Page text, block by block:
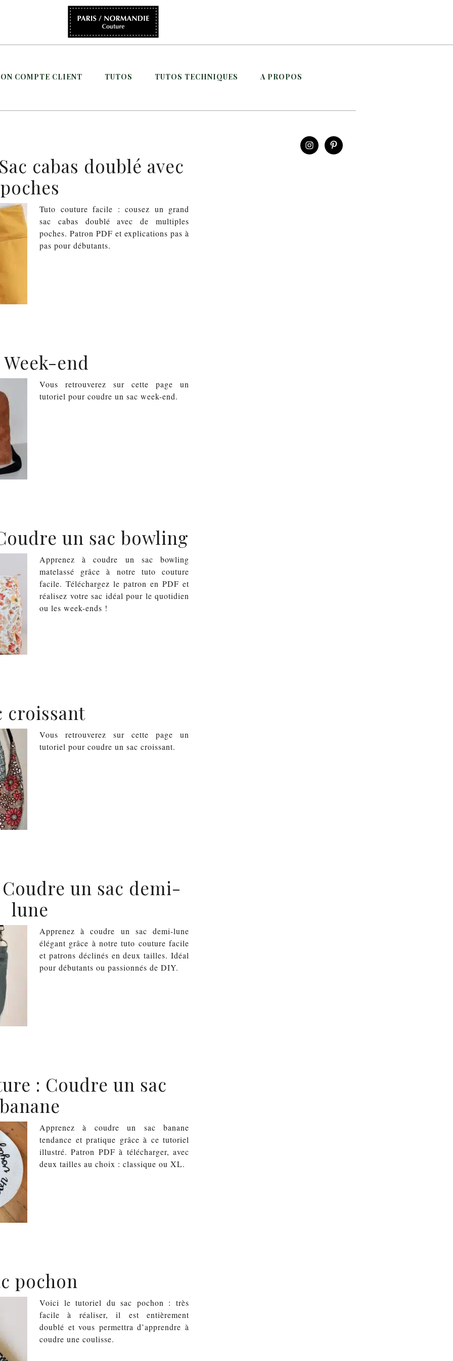
COMPTE CLIENT TUTOS TUTOS TECHNIQUES A PROPOS
cabas doublé avec
poches
Tuto couture facile : cousez un grand
sac cabas doublé avec de multiples
poches. Patron PDF et explications pas à
pas pour débutants.
Week-end
Vous retrouverez sur cette page un
tutoriel pour coudre un sac week-end.
un sac bowling
Apprenez à coudre un sac bowling
matelassé grâce à notre tuto couture
facile. Téléchargez le patron en PDF et
réalisez votre sac idéal pour le quotidien
ou les week-ends !
croissant
Vous retrouverez sur cette page un
tutoriel pour coudre un sac croissant.
un sac demi-
lune
Apprenez à coudre un sac demi-lune
élégant grâce à notre tuto couture facile
et patrons déclinés en deux tailles. Idéal
pour débutants ou passionnés de DIY.
: Coudre un sac
banane
Apprenez à coudre un sac banane
tendance et pratique grâce à ce tutoriel
illustré. Patron PDF à télécharger, avec
deux tailles au choix : classique ou XL.
pochon
Voici le tutoriel du sac pochon : très
facile à réaliser, il est entièrement
doublé et vous permettra d’apprendre à
coudre une coulisse.